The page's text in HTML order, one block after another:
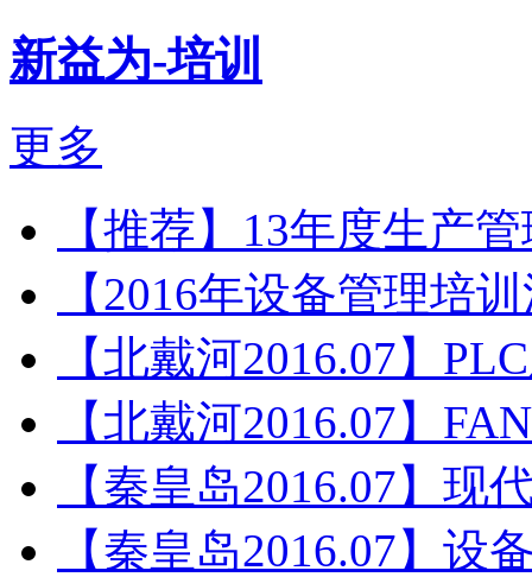
新益为-培训
更多
【推荐】13年度生产
【2016年设备管理培
【北戴河2016.07】
【北戴河2016.07】
【秦皇岛2016.07】现
【秦皇岛2016.07】设